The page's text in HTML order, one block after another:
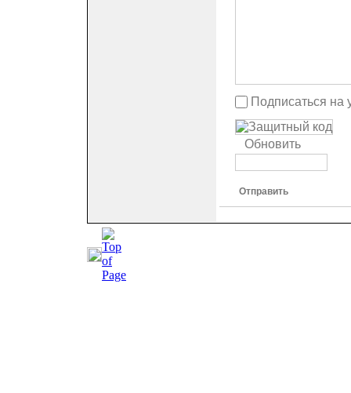
Подписаться
Обновить
Отправить